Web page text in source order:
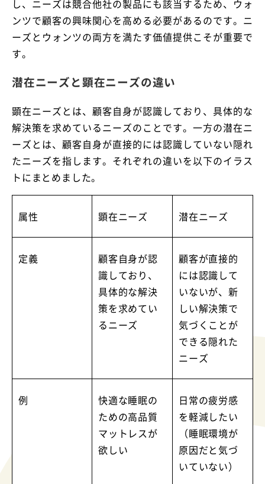
し、ニーズは競合他社の製品にも該当するため、ウォ
ンツで顧客の興味関心を高める必要があるのです。ニ
ーズとウォンツの両方を満たす価値提供こそが重要で
す。
潜在ニーズと顕在ニーズの違い
顕在ニーズとは、顧客自身が認識しており、具体的な
解決策を求めているニーズのことです。一方の潜在ニ
ーズとは、顧客自身が直接的には認識していない隠れ
たニーズを指します。それぞれの違いを以下のイラス
トにまとめました。
属性 顕在ニーズ 潜在ニーズ
定義
顧客自身が認
識しており、
具体的な解決
策を求めてい
るニーズ
顧客が直接的
には認識して
いないが、新
しい解決策で
気づくことが
できる隠れた
ニーズ
例
快適な睡眠の
ための高品質
マットレスが
欲しい
日常の疲労感
を軽減したい
（睡眠環境が
原因だと気づ
いていない）